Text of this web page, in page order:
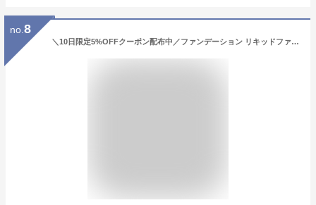
no. 8
＼10日限定5%OFFクーポン配布中／ファンデーション リキッドファンデーション 高カバー セミマット ミニサイズ【公式】ザセム カバーパーフェクション コンシーラー ファンデーション ミニ theSAEM/正規輸入品/国内発送